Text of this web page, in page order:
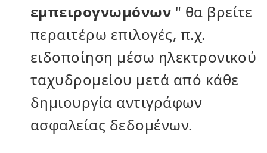
εμπειρογνωμόνων " θα βρείτε
περαιτέρω επιλογές, π.χ.
ειδοποίηση μέσω ηλεκτρονικού
ταχυδρομείου μετά από κάθε
δημιουργία αντιγράφων
ασφαλείας δεδομένων.